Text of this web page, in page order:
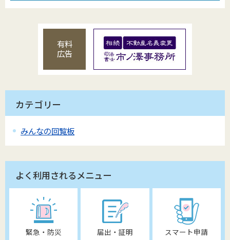
有料
広告
カテゴリー
みんなの回覧板
よく利用されるメニュー
緊急・防災 届出・証明 スマート申請